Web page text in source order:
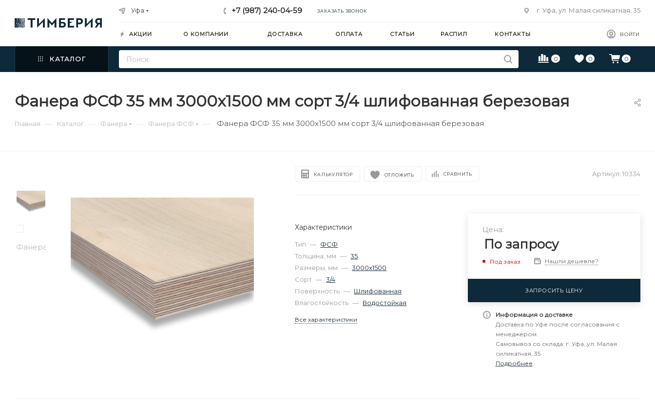
Уфа +7 (987) 240-04-59 ЗАКАЗАТЬ ЗВОНОК г. Уфа, ул. Малая силикатная, 35
ВОЙТИ
АКЦИИ О КОМПАНИИ ДОСТАВКА ОПЛАТА СТАТЬИ РАСПИЛ КОНТАКТЫ
0 0 0
КАТАЛОГ
Фанера ФСФ 35 мм 3000х1500 мм сорт 3/4 шлифованная березовая
Главная — Каталог — Фанера — Фанера ФСФ — Фанера ФСФ 35 мм 3000х1500 мм сорт 3/4 шлифованная березовая
КАЛЬКУЛЯТОР ОТЛОЖИТЬ СРАВНИТЬ Артикул: 10334
Характеристики
Тип — ФСФ
Толщина, мм — 35
Размеры, мм — 3000х1500
Сорт — 3/4
Поверхность — Шлифованная
Влагостойкость — Водостойкая
Все характеристики
Цена:
По запросу
Под заказ Нашли дешевле?
ЗАПРОСИТЬ ЦЕНУ
Информация о доставке
Доставка по Уфе после согласования с
менеджером.
Самовывоз со склада: г. Уфа, ул. Малая
силикатная, 35
Подробнее